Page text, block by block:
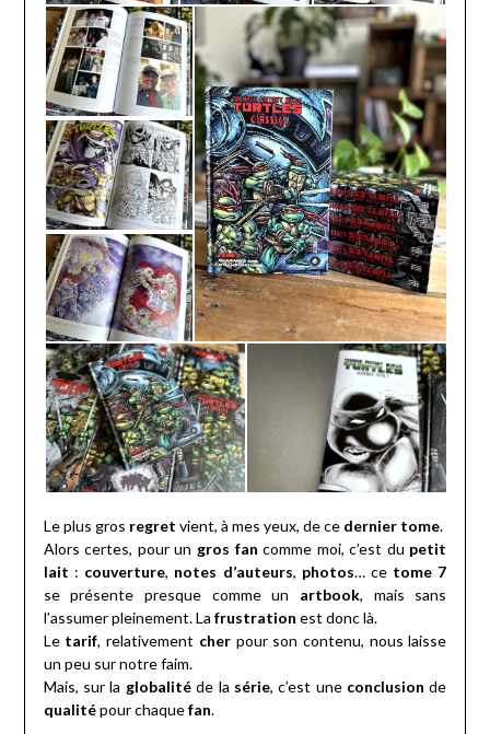
Le plus gros regret vient, à mes yeux, de ce dernier tome.
Alors certes, pour un gros fan comme moi, c’est du petit
lait : couverture, notes d’auteurs, photos… ce tome 7
se présente presque comme un artbook, mais sans
l’assumer pleinement. La frustration est donc là.
Le tarif, relativement cherpour son contenu, nous laisse
un peu sur notre faim.
Mais, sur la globalitéde la série, c’est une conclusion de
qualitépour chaquefan.